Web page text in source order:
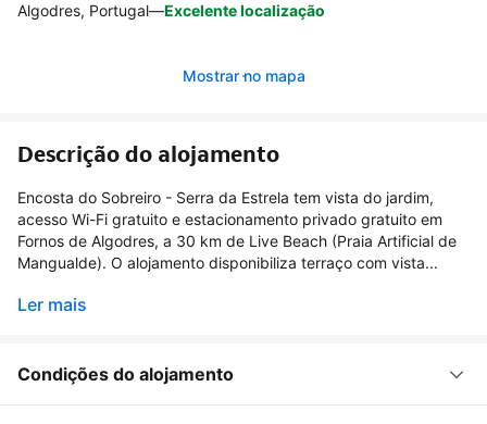
Algodres, Portugal—Excelente localização
Mostrar no mapa
Descrição do alojamento
Encosta do Sobreiro - Serra da Estrela tem vista do jardim,
acesso Wi-Fi gratuito e estacionamento privado gratuito em
Fornos de Algodres, a 30 km de Live Beach (Praia Artificial de
Mangualde). O alojamento disponibiliza terraço com vista...
Ler mais
Condições do alojamento